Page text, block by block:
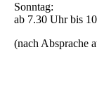
Sonntag:
ab 7.30 Uhr bis
(nach Absprache